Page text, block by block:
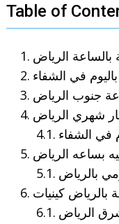
Table of
بالساعة الرياض
في الشفاء
جنوب الرياض
شهري الرياض
في الشفاء
بساعه الرياض
بالرياض
الرياض